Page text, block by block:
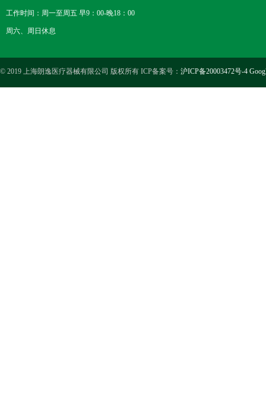
工作时间：周一至周五 早9：00-晚18：00
周六、周日休息
© 2019 上海朗逸医疗器械有限公司 版权所有 ICP备案号： 沪ICP备20003472号-4